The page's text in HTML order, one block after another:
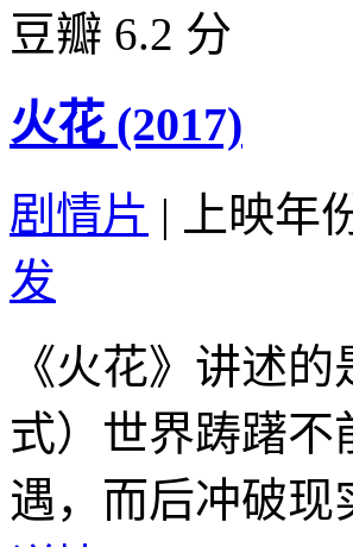
豆瓣 6.2 分
火花 (2017)
剧情片 | 上映年
发
《火花》讲述
式）世界踌躇不
遇，而后冲破